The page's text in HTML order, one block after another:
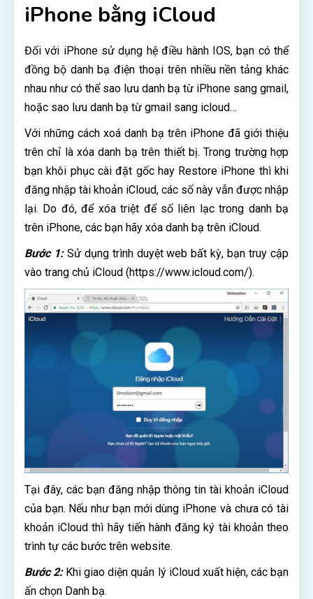
iPhone bằng iCloud
Đối với iPhone sử dụng hệ điều hành IOS, bạn có thể
đồng bộ danh bạ điện thoại trên nhiều nền tảng khác
nhau như có thể sao lưu danh bạ từ iPhone sang gmail,
hoặc sao lưu danh bạ từ gmail sang icloud…
Với những cách xoá danh bạ trên iPhone đã giới thiệu
trên chỉ là xóa danh bạ trên thiết bị. Trong trường hợp
bạn khôi phục cài đặt gốc hay Restore iPhone thì khi
đăng nhập tài khoản iCloud, các số này vẫn được nhập
lại. Do đó, để xóa triệt để số liên lạc trong danh bạ
trên iPhone, các bạn hãy xóa danh bạ trên iCloud.
Bước 1:Sử dụng trình duyệt web bất kỳ, bạn truy cập
vào trang chủ iCloud (https://www.icloud.com/).
Tại đây, các bạn đăng nhập thông tin tài khoản iCloud
của bạn. Nếu như bạn mới dùng iPhone và chưa có tài
khoản iCloud thì hãy tiến hành đăng ký tài khoản theo
trình tự các bước trên website.
Bước 2:Khi giao diện quản lý iCloud xuất hiện, các bạn
ấn chọn Danh bạ.